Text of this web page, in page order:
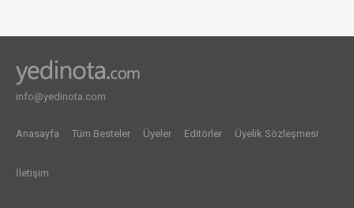
info@yedinota.com
Anasayfa Tüm Besteler Üyeler Editörler Üyelik Sözleşmesi
İletişim